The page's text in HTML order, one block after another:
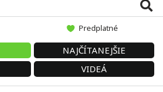
Predplatné
NAJČÍTANEJŠIE
VIDEÁ